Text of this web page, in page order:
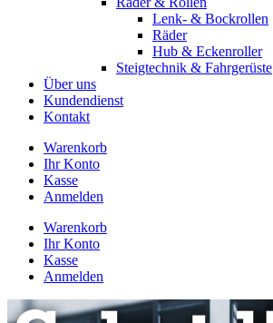
Lenk- & Bockrollen
Räder
Hub & Eckenroller
Steigtechnik & Fahrgerüste
Über uns
Kundendienst
Kontakt
Warenkorb
Ihr Konto
Kasse
Anmelden
Warenkorb
Ihr Konto
Kasse
Anmelden